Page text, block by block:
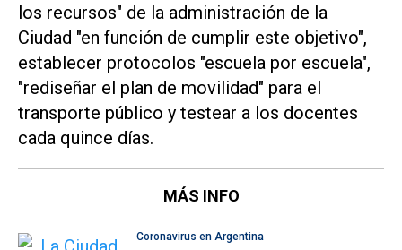
los recursos" de la administración de la
Ciudad "en función de cumplir este objetivo",
establecer protocolos "escuela por escuela",
"rediseñar el plan de movilidad" para el
transporte público y testear a los docentes
cada quince días.
MÁS INFO
Coronavirus en Argentina